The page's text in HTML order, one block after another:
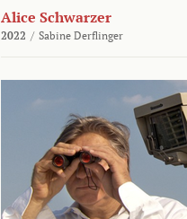
Alice Schwarzer
2022 / Sabine Derflinger